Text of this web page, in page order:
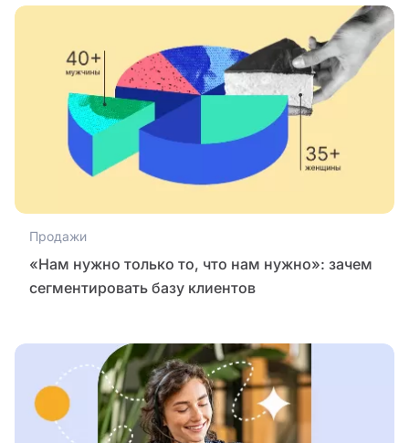
Продажи
«Нам нужно только то, что нам нужно»: зачем
сегментировать базу клиентов